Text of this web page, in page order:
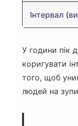
Інтервал
У години пік
коригувати
того, щоб
людей на